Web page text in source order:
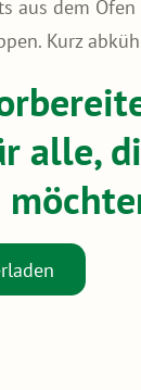
aus dem
Kurz
alle,